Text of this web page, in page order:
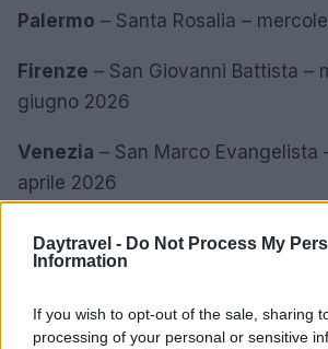
Daytravel - Do Not Process My
Information
If you wish to opt-out of the sale, sharing
processing of your personal or sensitive
Palermo – Santa Rosalia –
Firenze – San Giovanni Battista –
giugno 2026
Venezia – San Marco Evangelista
aprile 2026
Bologna – San Petronio – lunedì
Genova– San Giovanni –